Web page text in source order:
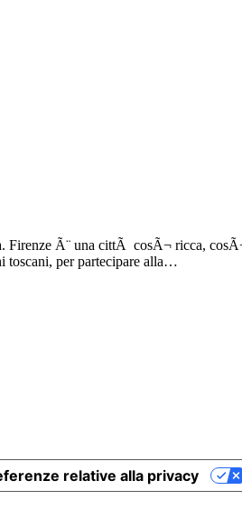
Ã¨ una cittÃ cosÃ¬ ricca,
toscani, per partecipare alla…
relative alla privacy